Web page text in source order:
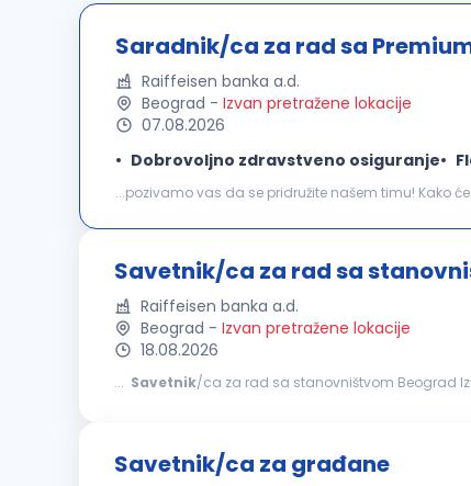
Saradnik/ca za rad sa
Raiffeisen banka a.d.
Beograd - Izvan pretražene lokacije
07.08.2026
Dobrovoljno zdravstveno osiguranje
Savetnik/ca za rad sa
Raiffeisen banka a.d.
Beograd - Izvan pretražene lokacije
18.08.2026
... Savetnik/ca za rad sa stanovništvom Beograd
Savetnik/ca za građane